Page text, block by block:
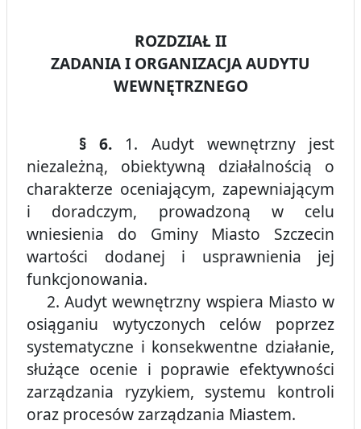
ROZDZIAŁ II
ZADANIA I ORGANIZACJA AUDYTU
WEWNĘTRZNEGO
§ 6. 1. Audyt wewnętrzny jest
niezależną, obiektywną działalnością o
charakterze oceniającym, zapewniającym
i doradczym, prowadzoną w celu
wniesienia do Gminy Miasto Szczecin
wartości dodanej i usprawnienia jej
funkcjonowania.
2. Audyt wewnętrzny wspiera Miasto w
osiąganiu wytyczonych celów poprzez
systematyczne i konsekwentne działanie,
służące ocenie i poprawie efektywności
zarządzania ryzykiem, systemu kontroli
oraz procesów zarządzania Miastem.